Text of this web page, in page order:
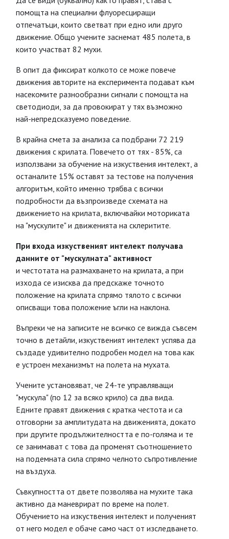
помощта на специални флуоресциращи
отпечатъци, които светват при едно или друго
движение. Общо учените заснемат 485 полета, в
които участват 82 мухи.
В опит да фиксират колкото се може повече
движения авторите на експеримента подават към
насекомите разнообразни сигнали с помощта на
светодиоди, за да провокират у тях възможно
най-непредсказуемо поведение.
В крайна смета за анализа са подбрани 72 219
движения с крилата. Повечето от тях - 85%, са
използвани за обучение на изкуствения интелект, а
останалите 15% оставят за тестове на получения
алгоритъм, който именно трябва с всички
подробности да възпроизведе схемата на
движението на крилата, включвайки моториката
на "мускулите" и движенията на склеритите.
При входа изкуственият интелект получава
данните от "мускулната" активност
и честотата на размахването на крилата, а при
изхода се изисква да предскаже точното
положение на крилата спрямо тялото с всички
описващи това положение ъгли на наклона.
Въпреки че на записите не всичко се вижда съвсем
точно в детайли, изкуственият интелект успява да
създаде удивително подробен модел на това как
е устроен механизмът на полета на мухата.
Учените установяват, че 24-те управляващи
"мускула" (по 12 за всяко крило) са два вида.
Едните правят движения с кратка честота и са
отговорни за амплитудата на движенията, докато
при другите продължителността е по-голяма и те
се занимават с това да променят съотношението
на подемната сила спрямо челното съпротивление
на въздуха.
Съвкупността от двете позволява на мухите така
активно да маневрират по време на полет.
Обучението на изкуствения интелект и полученият
от него модел е обаче само част от изследването.